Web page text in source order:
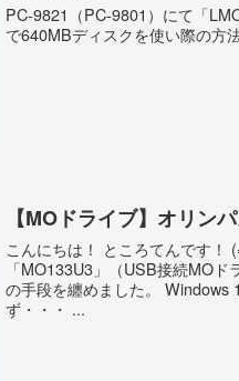
PC-9821（PC-9801）にて「
で640MBディスクを使い際の方
【MOドライブ】オリン
こんにちは！ ところてんです！
「MO133U3」（USB接続MO
の手段を纏めました。 Windows
ず・・・ ...